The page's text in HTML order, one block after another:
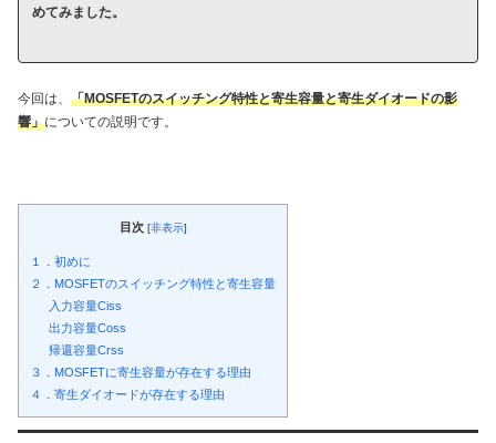
めてみました。
今回は、 「MOSFETのスイッチング特性と寄生容量と寄生ダイオードの影
響」についての説明です。
目次 [非表示]
１．初めに
２．MOSFETのスイッチング特性と寄生容量
入力容量Ciss
出力容量Coss
帰還容量Crss
３．MOSFETに寄生容量が存在する理由
４．寄生ダイオードが存在する理由